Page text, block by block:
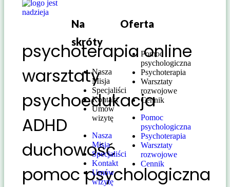
psychoterapia online
warsztaty
psychoedukacja
ADHD
duchowość
pomoc psychologiczna
Na
skróty
Nasza
Misja
Specjaliści
Kontakt
Umów
wizytę
Nasza
Misja
Specjaliści
Kontakt
Umów
wizytę
Oferta
Pomoc
psychologiczna
Psychoterapia
Warsztaty
rozwojowe
Cennik
Pomoc
psychologiczna
Psychoterapia
Warsztaty
rozwojowe
Cennik